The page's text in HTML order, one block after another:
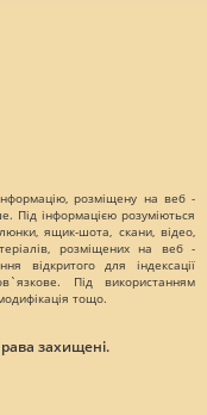
розміщену на веб -
Під інформацією розуміються
ящик-шота, скани, відео,
розміщених на веб -
відкритого для індексації
Під використанням
тощо.
захищені.